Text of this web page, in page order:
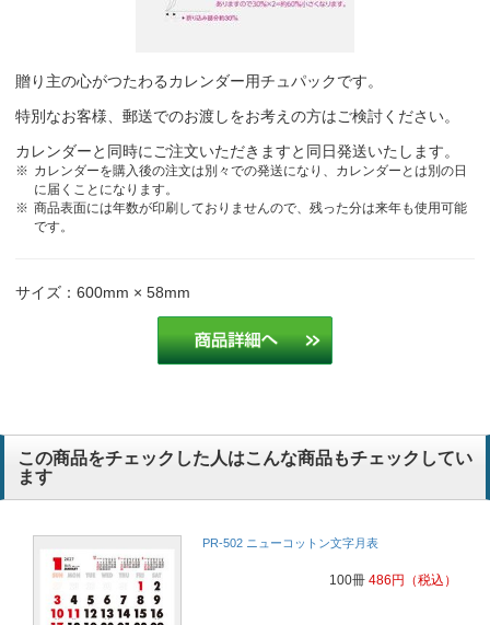
贈り主の心がつたわるカレンダー用チュパックです。
特別なお客様、郵送でのお渡しをお考えの方はご検討ください。
カレンダーと同時にご注文いただきますと同日発送いたします。
カレンダーを購入後の注文は別々での発送になり、カレンダーとは別の日
に届くことになります。
商品表面には年数が印刷しておりませんので、残った分は来年も使用可能
です。
サイズ：600mm × 58mm
この商品をチェックした人はこんな商品もチェックしてい
ます
PR-502 ニューコットン文字月表
100冊 486円 （税込）